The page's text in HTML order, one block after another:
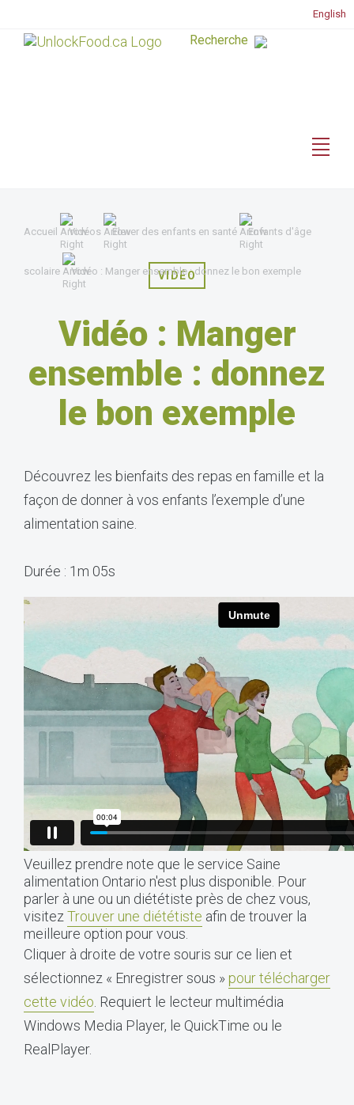
English
Accueil Vidéos Élever des enfants en santé Enfants d'âge
scolaire Vidéo : Manger ensemble : donnez le bon exemple
VIDÉO
Vidéo : Manger
ensemble : donnez
le bon exemple
Découvrez les bienfaits des repas en famille et la
façon de donner à vos enfants l’exemple d’une
alimentation saine.
Durée : 1m 05s
Veuillez prendre note que le service Saine
alimentation Ontario n'est plus disponible. Pour
parler à une ou un diététiste près de chez vous,
visitez Trouver une diététiste afin de trouver la
meilleure option pour vous.
Cliquer à droite de votre souris sur ce lien et
sélectionnez « Enregistrer sous » pour télécharger
cette vidéo . Requiert le lecteur multimédia
Windows Media Player, le QuickTime ou le
RealPlayer.